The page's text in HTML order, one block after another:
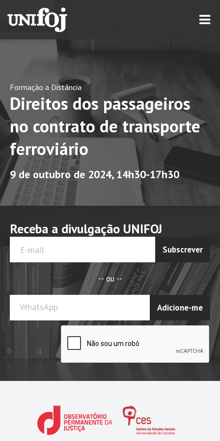
Formação a Distância
Direitos dos passageiros
no contrato de transporte
ferroviário
9 de outubro de 2024, 14h30-17h30
Receba a divulgação UNIFOJ
Subscrever
-- ou --
WhatsApp Adicione-me